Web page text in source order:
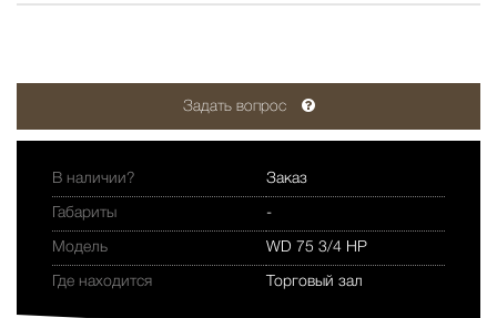
Задать вопрос
В наличии? Заказ
Габариты -
Модель WD 75 3/4 HP
Где находится Торговый зал